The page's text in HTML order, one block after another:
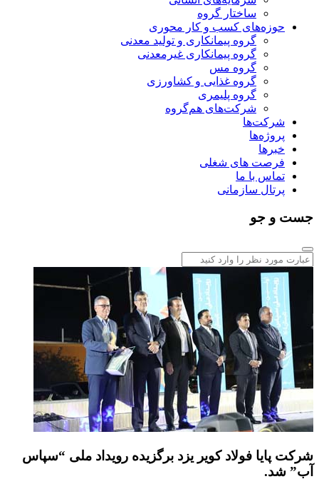
ساختار گروه
حوزه‌های کسب‌ و‌ کار محوری
گروه پیمانکاری و تولید معدنی
گروه پیمانکاری غیرمعدنی
گروه مس
گروه غذایی و کشاورزی
گروه پلیمری
شرکت‌های هم‌گروه
شرکت‌ها
پروژه‌ها
خبرها
فرصت های شغلی
تماس با ما
پرتال سازمانی
جست و جو
شرکت پایا فولاد کویر یزد برگزیده رویداد ملی “سپاس
آب” شد.